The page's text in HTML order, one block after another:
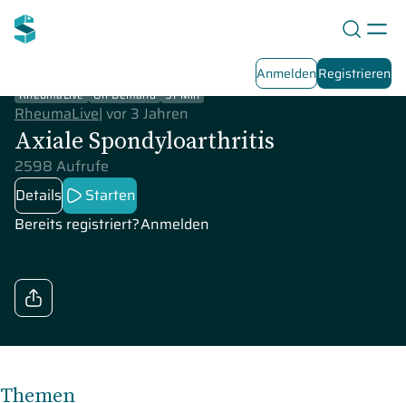
AnmeldenRegistrieren
RheumaLive On-Demand 91 Min
RheumaLive| vor 3 Jahren
Axiale Spondyloarthritis
2598 Aufrufe
Details
Starten
Bereits registriert?Anmelden
Themen